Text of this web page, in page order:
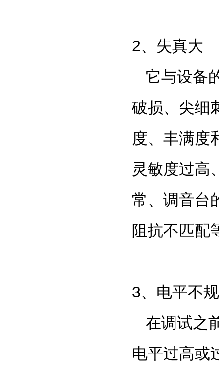
2、失真大
它与设备
破损、尖细
度、丰满度
灵敏度过高
常、调音台
阻抗不匹配
3、电平不
在调试之
电平过高或